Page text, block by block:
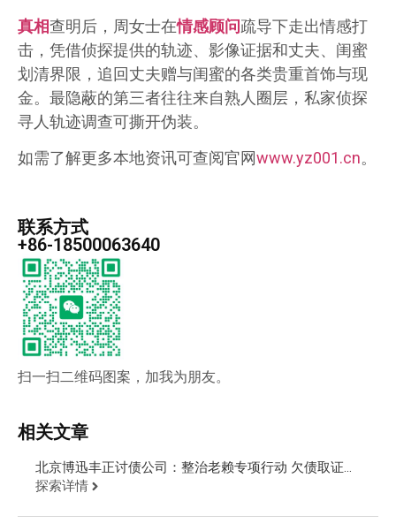
真相查明后，周女士在情感顾问疏导下走出情感打
击，凭借侦探提供的轨迹、影像证据和丈夫、闺蜜
划清界限，追回丈夫赠与闺蜜的各类贵重首饰与现
金。最隐蔽的第三者往往来自熟人圈层，私家侦探
寻人轨迹调查可撕开伪装。
如需了解更多本地资讯可查阅官网www.yz001.cn。
联系方式
+86-18500063640
扫一扫二维码图案，加我为朋友。
相关文章
北京博迅丰正讨债公司：整治老赖专项行动 欠债取证公
安现场抓人
探索详情